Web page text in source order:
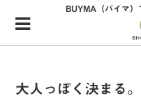
Menu
HOME
BUYMA（バイマ）
大人っぽく決まる